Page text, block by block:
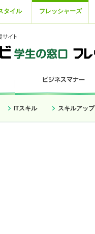
タイル フレッシャーズ
ITスキル スキルアップ